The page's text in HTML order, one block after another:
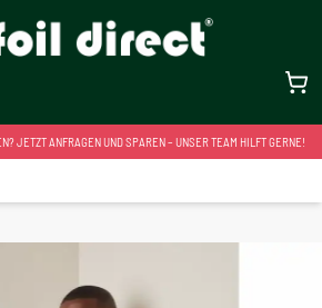
JETZT ANFRAGEN UND SPAREN – UNSER TEAM HILFT GERNE!